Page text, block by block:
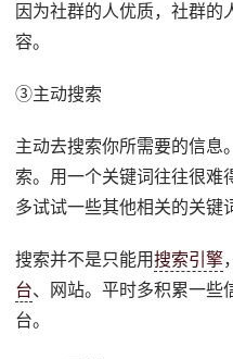
因为社群的人优质，社群的
容。
③主动搜索
主动去搜索你所需要的信息
索。用一个关键词往往很难
多试试一些其他相关的关键
搜索并不是只能用搜索引擎
台、网站。平时多积累一些
台。